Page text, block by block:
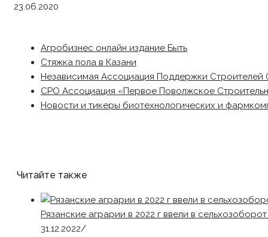
23.06.2020
Агробизнес онлайн издание Быть
Стяжка пола в Казани
Независимая Ассоциация Поддержки Строителей
СРО Ассоциация «Первое Поволжское
Новости и тикеры биотехнологических и
Читайте также
Рязанские аграрии в 2022 г ввели в
31.12.2022/